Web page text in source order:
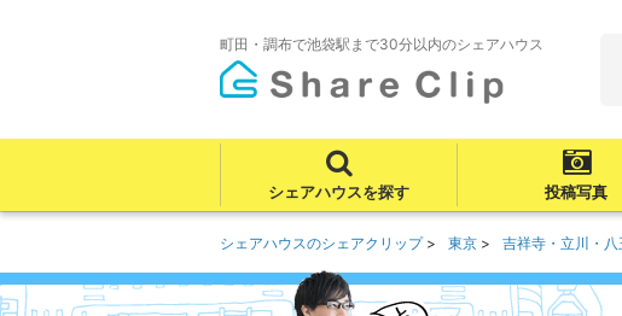
町田・調布で池袋駅まで30分以内のシェアハウス
シェアハウスを探す 投稿写真
シェアハウスのシェアクリップ 東京 吉祥寺・立川・八